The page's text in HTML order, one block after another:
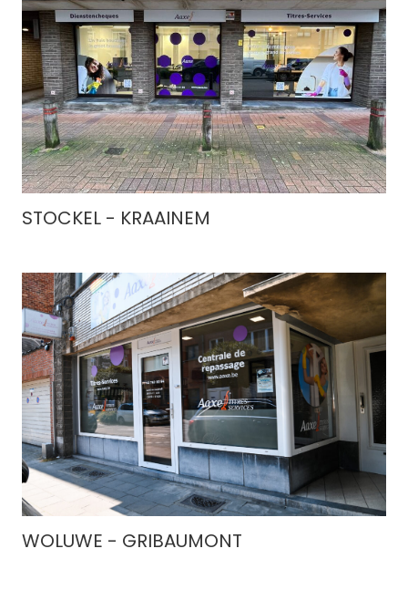
STOCKEL - KRAAINEM
WOLUWE - GRIBAUMONT